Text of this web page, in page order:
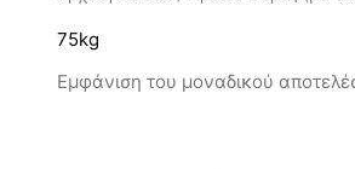
75kg
Εμφάνιση του μοναδικού